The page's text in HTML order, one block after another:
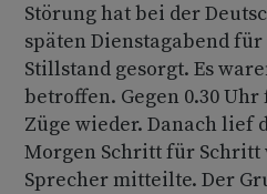
Störung hat bei der
späten Dienstagabend
Stillstand gesorgt. Es
betroffen. Gegen 0.30
Züge wieder. Danach lief
Morgen Schritt für Schritt
Sprecher mitteilte. Der